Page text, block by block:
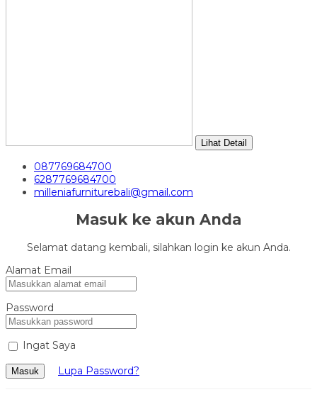
Lihat Detail
087769684700
6287769684700
milleniafurniturebali@gmail.com
Masuk ke akun Anda
Selamat datang kembali, silahkan login ke akun Anda.
Alamat Email
Password
Ingat Saya
Masuk Lupa Password?